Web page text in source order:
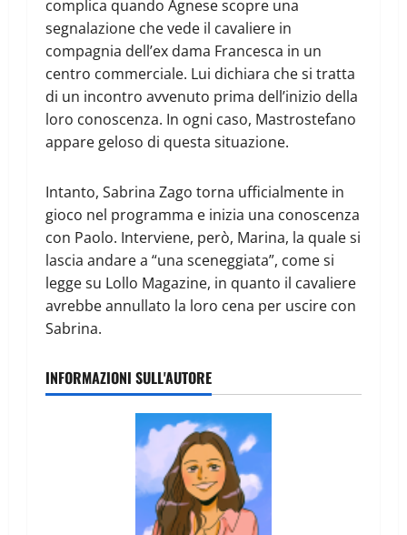
complica quando Agnese scopre una
segnalazione che vede il cavaliere in
compagnia dell’ex dama Francesca in un
centro commerciale. Lui dichiara che si tratta
di un incontro avvenuto prima dell’inizio della
loro conoscenza. In ogni caso, Mastrostefano
appare geloso di questa situazione.
Intanto, Sabrina Zago torna ufficialmente in
gioco nel programma e inizia una conoscenza
con Paolo. Interviene, però, Marina, la quale si
lascia andare a “una sceneggiata”, come si
legge su Lollo Magazine, in quanto il cavaliere
avrebbe annullato la loro cena per uscire con
Sabrina.
INFORMAZIONI SULL'AUTORE